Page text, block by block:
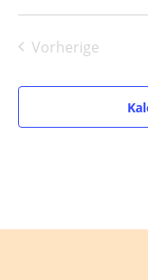
Vorherige